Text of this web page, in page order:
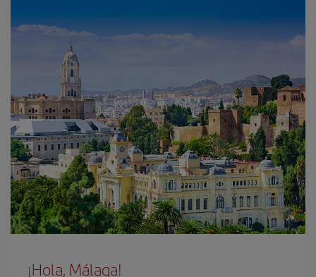
¡Hola, Málaga!